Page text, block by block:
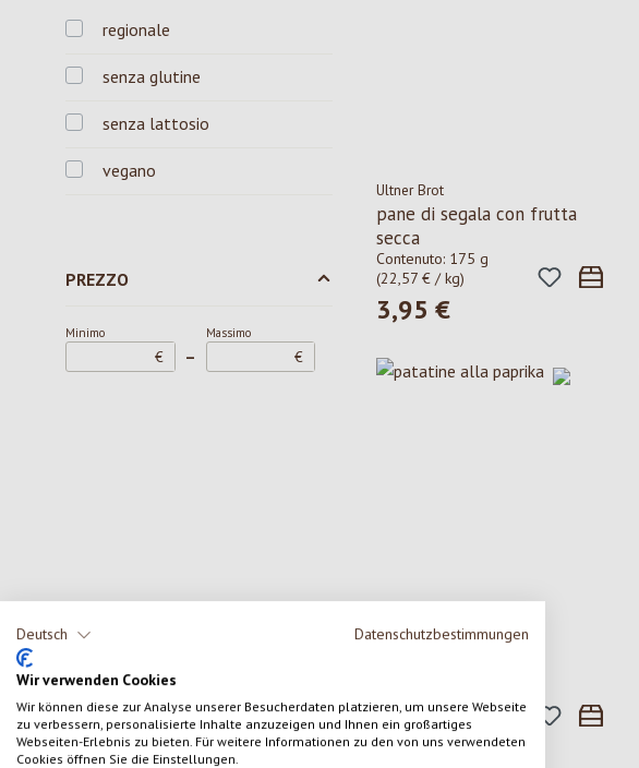
Deutsch Datenschutzbestimmungen
Wir verwenden Cookies
Wir können diese zur Analyse unserer Besucherdaten platzieren, um unsere Webseite
zu verbessern, personalisierte Inhalte anzuzeigen und Ihnen ein großartiges
Webseiten-Erlebnis zu bieten. Für weitere Informationen zu den von uns verwendeten
Cookies öffnen Sie die Einstellungen.
Trafo
Ultner Brot
regionale
senza glutine
senza lattosio
vegano
PREZZO
Minimo
€ –
Massimo
€
Ultner Brot
pane di segala con frutta
secca
Contenuto: 175 g
(22,57 € / kg)
Prezzo normale:
3,95 €
FZ Organic Food
(20,72 € / kg)
Prezzo normale:
2,59 €